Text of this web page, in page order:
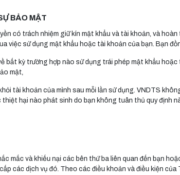
BẢO MẬT
có trách nhiệm giữ kín mật khẩu và tài khoản, và
việc sử dụng mật khẩu hoặc tài khoản của bạn. Bạn
bất kỳ trường hợp nào sử dụng trái phép mật khẩu
mật,
tài khoản của mình sau mỗi lần sử dụng. VNDTS
hại nào phát sinh do bạn không tuân thủ quy định
mắc và khiếu nại các bên thứ ba liên quan đến bạn
các dịch vụ đó. Theo các điều khoản và điều kiện